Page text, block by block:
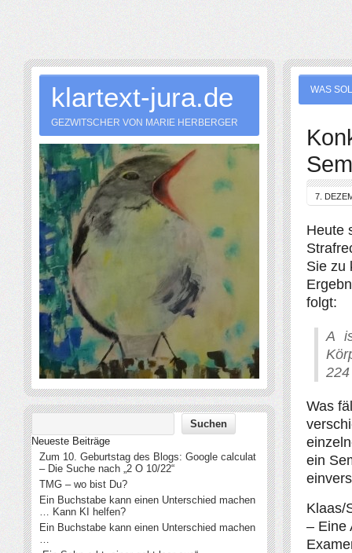
WAS
7.
Heute
Sie zu
folgt:
A
Was
ein
Klaas/
– Eine
klartext-jura.de
GEZWITSCHER VON MARIE HERBERGER
Neueste Beiträge
Zum 10. Geburtstag des Blogs: Google calculat
– Die Suche nach „2 O 10/22“
TMG – wo bist Du?
Ein Buchstabe kann einen Unterschied machen
… Kann KI helfen?
Ein Buchstabe kann einen Unterschied machen
…